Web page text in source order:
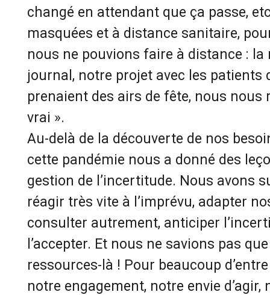
changé en attendant que ça passe,
masquées et à distance sanitaire,
nous ne pouvions faire à distance : la
journal, notre projet avec les patients
prenaient des airs de fête, nous nous
vrai ».
Au-delà de la découverte de nos
cette pandémie nous a donné des
gestion de l’incertitude. Nous avons
réagir très vite à l’imprévu, adapter
consulter autrement, anticiper
l’accepter. Et nous ne savions pas
ressources-là ! Pour beaucoup
notre engagement, notre envie d’agir,